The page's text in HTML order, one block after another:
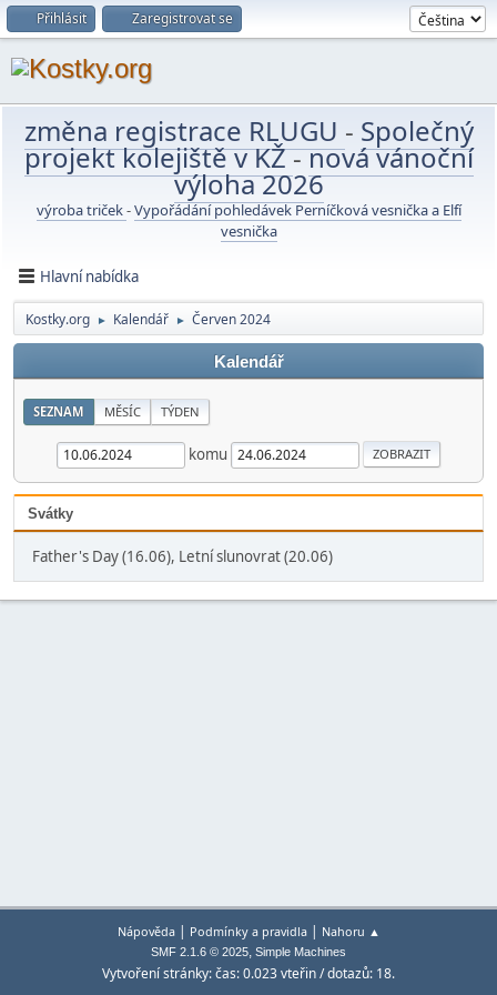
Přihlásit Zaregistrovat se
změna registrace RLUGU - Společný
projekt kolejiště v KŽ-nová vánoční
výloha 2026
výroba triček-Vypořádání pohledávek Perníčková vesnička a Elfí
vesnička
Hlavní nabídka
Kostky.org ► Kalendář ► Červen 2024
Kalendář
SEZNAM MĚSÍC TÝDEN
komu
Svátky
Father's Day (16.06), Letní slunovrat (20.06)
Nápověda| Podmínky a pravidla| Nahoru ▲
SMF 2.1.6 © 2025, Simple Machines
Vytvoření stránky: čas: 0.023 vteřin / dotazů: 18.